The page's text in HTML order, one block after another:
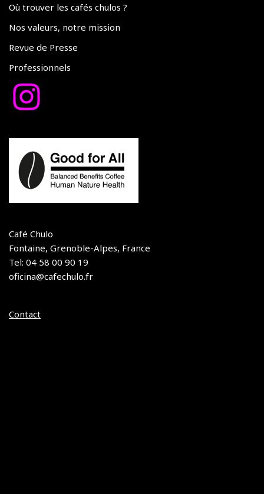
Où trouver les cafés chulos ?
Nos valeurs, notre mission
Revue de Presse
Professionnels
Café Chulo
Fontaine, Grenoble-Alpes, France
Tel: 04 58 00 90 19
oficina@cafechulo.fr
Contact